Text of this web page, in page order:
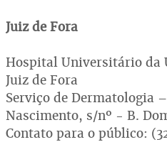
Juiz de Fora
Hospital Universitário da
Juiz de Fora
Serviço de Dermatologia
Nascimento, s/nº - B.
Contato para o público: